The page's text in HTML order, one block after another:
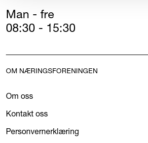
Man - fre
08:30 - 15:30
OM NÆRINGSFORENINGEN
Om oss
Kontakt oss
Personvernerklæring